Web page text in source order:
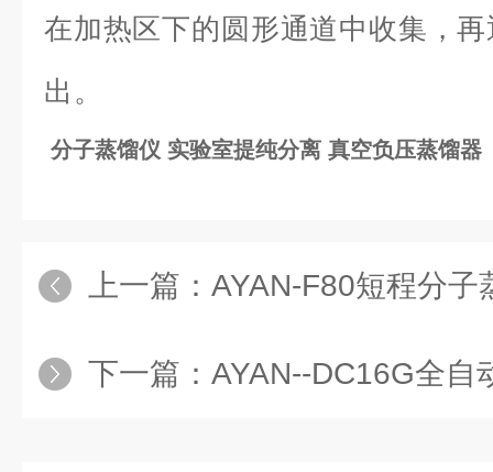
在加热区下的圆形通道中收集，
出。
分子蒸馏仪 实验室提纯分离 真空负压蒸馏器
上一篇： AYAN-F80短程分子蒸馏仪
下一篇： AYAN--DC16G全自动干式氮